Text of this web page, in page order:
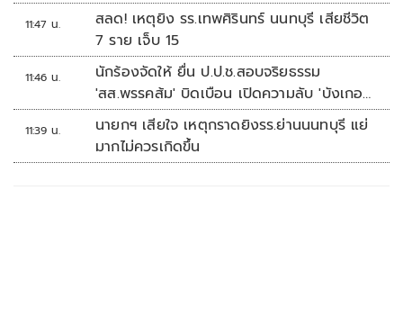
11:47 น.
สลด! เหตุยิง รร.เทพศิรินทร์ นนทบุรี เสียชีวิต
7 ราย เจ็บ 15
11:46 น.
นักร้องจัดให้ ยื่น ป.ป.ช.สอบจริยธรรม
'สส.พรรคส้ม' บิดเบือน เปิดความลับ 'บังเกอร์
ทหาร'
11:39 น.
นายกฯ เสียใจ เหตุกราดยิงรร.ย่านนนทบุรี แย่
มากไม่ควรเกิดขึ้น